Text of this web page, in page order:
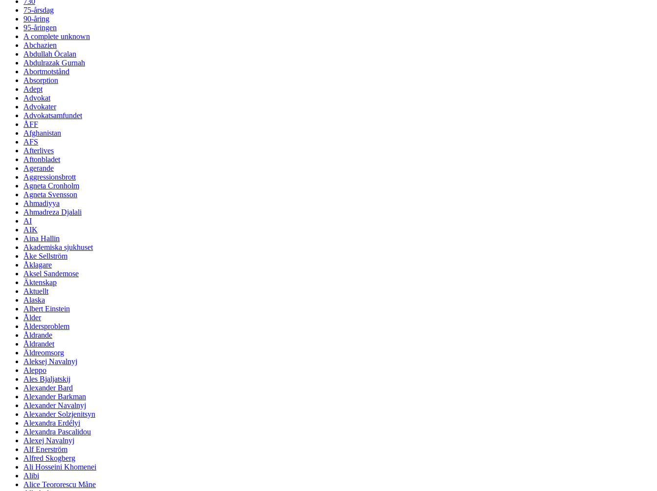
75-årsdag
90-åring
95-åringen
A complete unknown
Abchazien
Abdullah Öcalan
Abdulrazak Gurnah
Abortmotstånd
Absorption
Adept
Advokat
Advokater
Advokatsamfundet
ÅFF
Afghanistan
AFS
Afterlives
Aftonbladet
Agerande
Aggressionsbrott
Agneta Cronholm
Agneta Svensson
Ahmadiyya
Ahmadreza Djalali
AI
AIK
Aina Hallin
Akademiska sjukhuset
Åke Sellström
Åklagare
Aksel Sandemose
Äktenskap
Aktuellt
Alaska
Albert Einstein
Ålder
Åldersproblem
Åldrande
Åldrandet
Äldreomsorg
Aleksej Navalnyj
Aleppo
Ales Bjaljatskij
Alexander Bard
Alexander Barkman
Alexander Navalnyj
Alexander Solzjenitsyn
Alexandra Erdélyi
Alexandra Pascalidou
Alexej Navalnyj
Alf Enerström
Alfred Skogberg
Ali Hosseini Khomenei
Alibi
Alice Teororescu Måne